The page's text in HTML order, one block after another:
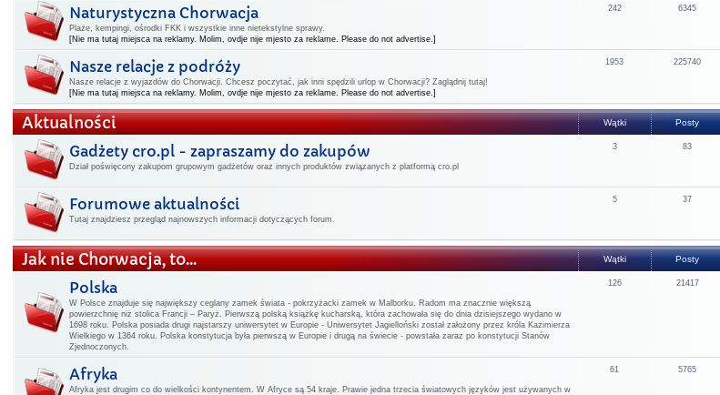
Naturystyczna Chorwacja
Plaże, kempingi, ośrodki FKK i wszystkie inne nietekstylne sprawy.
[Nie ma tutaj miejsca na reklamy. Molim, ovdje nije mjesto za reklame. Please do not advertise.]
242 6345
Nasze relacje z podróży
Nasze relacje z wyjazdów do Chorwacji. Chcesz poczytać, jak inni spędzili urlop w Chorwacji? Zaglądnij tutaj!
[Nie ma tutaj miejsca na reklamy. Molim, ovdje nije mjesto za reklame. Please do not advertise.]
1953 225740
Aktualności Wątki Posty
Gadżety cro.pl - zapraszamy do zakupów
Dział poświęcony zakupom grupowym gadżetów oraz innych produktów związanych z platformą cro.pl
3 83
Forumowe aktualności
Tutaj znajdziesz przegląd najnowszych informacji dotyczących forum.
5 37
Jak nie Chorwacja, to... Wątki Posty
Polska
W Polsce znajduje się największy ceglany zamek świata - pokrzyżacki zamek w Malborku. Radom ma znacznie większą
powierzchnię niż stolica Francji – Paryż. Pierwszą polską książkę kucharską, która zachowała się do dnia dzisiejszego wydano w
1698 roku. Polska posiada drugi najstarszy uniwersytet w Europie - Uniwersytet Jagielloński został założony przez króla Kazimierza
Wielkiego w 1364 roku. Polska konstytucja była pierwszą w Europie i drugą na świecie - powstała zaraz po konstytucji Stanów
Zjednoczonych.
126 21417
Afryka
Afryka jest drugim co do wielkości kontynentem. W Afryce są 54 kraje. Prawie jedna trzecia światowych języków jest używanych w
61 5765